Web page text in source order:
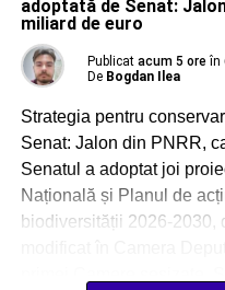
adoptată de Senat:
miliard de euro
Publicat acum 5 ore în
De Bogdan Ilea
Strategia pentru
Senat: Jalon din PNRR,
Senatul a adoptat joi
Națională și Planul de
biodiversității 2026-2030,